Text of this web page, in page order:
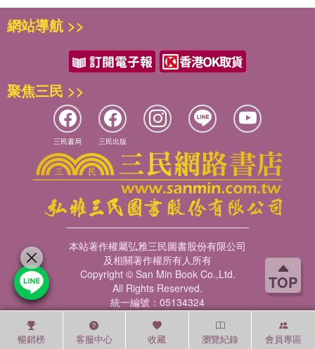
TOP
暢銷榜 客服中心 收藏 瀏覽紀錄 會員專區
網站導航 >>
聚焦三民 >>
三民書局 三民出版
本站著作權屬弘雅三民圖書股份有限公司
及相關著作權所有人所有
Copyright © San Min Book Co.,Ltd.
All Rights Reserved.
統一編號：05134324